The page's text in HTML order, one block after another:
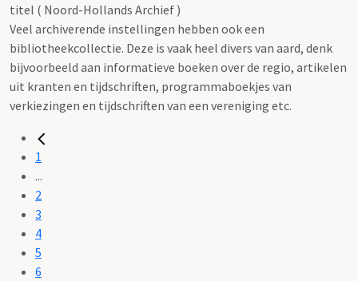
titel ( Noord-Hollands Archief )
Veel archiverende instellingen hebben ook een
bibliotheekcollectie. Deze is vaak heel divers van aard, denk
bijvoorbeeld aan informatieve boeken over de regio, artikelen
uit kranten en tijdschriften, programmaboekjes van
verkiezingen en tijdschriften van een vereniging etc.
1
...
2
3
4
5
6